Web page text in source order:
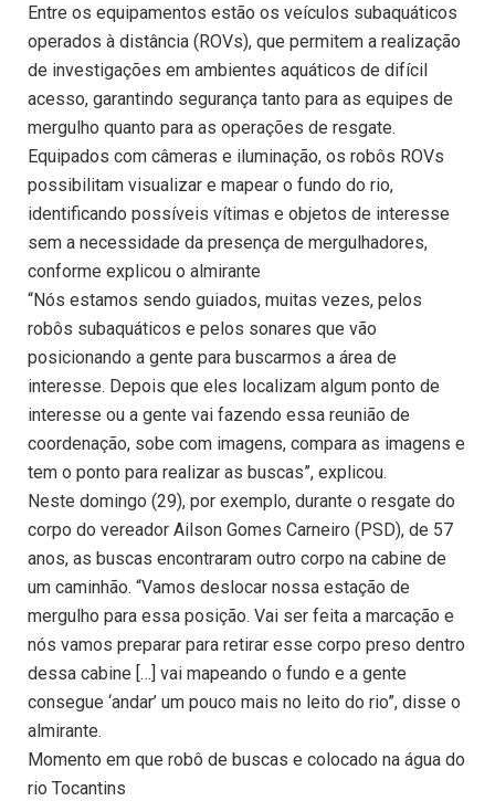
Entre os equipamentos estão os veículos subaquáticos
operados à distância (ROVs), que permitem a realização
de investigações em ambientes aquáticos de difícil
acesso, garantindo segurança tanto para as equipes de
mergulho quanto para as operações de resgate.
Equipados com câmeras e iluminação, os robôs ROVs
possibilitam visualizar e mapear o fundo do rio,
identificando possíveis vítimas e objetos de interesse
sem a necessidade da presença de mergulhadores,
conforme explicou o almirante
“Nós estamos sendo guiados, muitas vezes, pelos
robôs subaquáticos e pelos sonares que vão
posicionando a gente para buscarmos a área de
interesse. Depois que eles localizam algum ponto de
interesse ou a gente vai fazendo essa reunião de
coordenação, sobe com imagens, compara as imagens e
tem o ponto para realizar as buscas”, explicou.
Neste domingo (29), por exemplo, durante o resgate do
corpo do vereador Ailson Gomes Carneiro (PSD), de 57
anos, as buscas encontraram outro corpo na cabine de
um caminhão. “Vamos deslocar nossa estação de
mergulho para essa posição. Vai ser feita a marcação e
nós vamos preparar para retirar esse corpo preso dentro
dessa cabine […] vai mapeando o fundo e a gente
consegue ‘andar’ um pouco mais no leito do rio”, disse o
almirante.
Momento em que robô de buscas e colocado na água do
rio Tocantins